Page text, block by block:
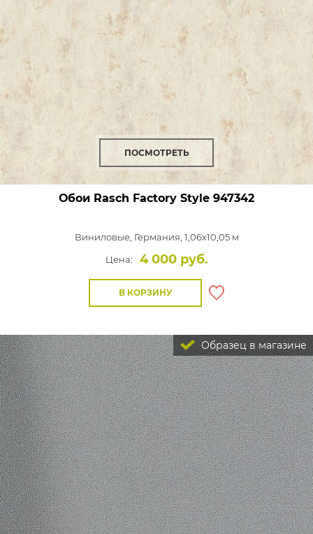
ПОСМОТРЕТЬ
Обои Rasch Factory Style 947342
Виниловые, Германия, 1,06x10,05 м
Цена:
4 000 руб.
В КОРЗИНУ
Образец в магазине